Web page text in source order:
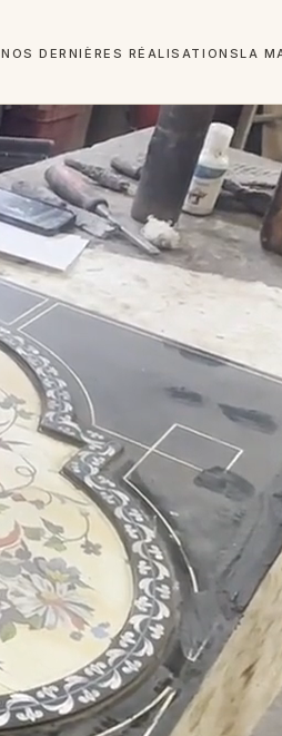
NOS DERNIÈRES RÉALISATIONSLA